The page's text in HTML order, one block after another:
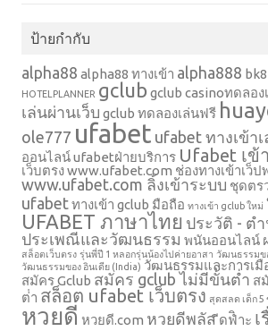
ป้ายกำกับ
alpha88 alpha88 ทางเข้า alpha888 bk8
HOTELPLANNER gclub gclub casinoทดลอง
เล่นผ่านเว็บ gclub ทดลองเล่นฟรี
ole777 ufabet ufabet ทางเข้า
ออนไลน์ufabetฝ่ายบริการ Ufabet เข้
เว็บตรงwww.ufabet.com ช่องทางเข้าเว็
www.ufabet.com ลิ้งเข้าระบบ ชุดตร
ufabetทางเข้า gclub มือถือ ทางเข้า gclub ใหม่
UFABET ภาษาไทย ประวัติ - ต
ประเพณีและวัฒนธรรม พนันออนไลน์
สล็อตเว็บตรง รุ่นพี่ปี 1 หลอกรุ่นน้องไปค่ายอาสา วัฒนธรรมข
วัฒนธรรมของ อินเดีย (India) วัฒนธรรมและการเมื
สมัคร Gclub สมัคร gclub ไม่มีขั้นต่ำ ส
ต่ํา สล็อต ufabet เว็บตรง สุดสลด เด็ก 5
หวยดี หวยดี.com หวยดีพลัส ีดฟิำะ